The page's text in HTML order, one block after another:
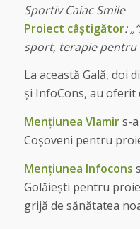
Sportiv Caiac Smile
Proiect câștigător:
sport, terapie pentru
La această Gală, doi
și InfoCons, au oferit
Mențiunea Vlamirs-a
Coșoveni pentru
Mențiunea Infocons
Golăiești pentru
grijă de sănătatea